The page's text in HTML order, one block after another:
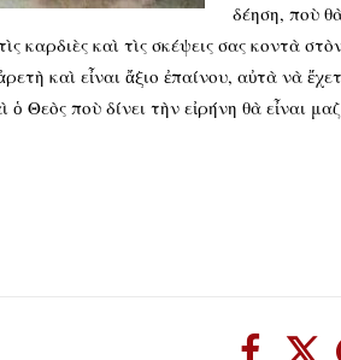
δέηση, ποὺ
καρδιὲς καὶ τὶς σκέψεις σας κοντὰ
καὶ εἶναι ἄξιο ἐπαίνου, αὐτὰ νὰ
Θεὸς ποὺ δίνει τὴν εἰρήνη θὰ εἶναι